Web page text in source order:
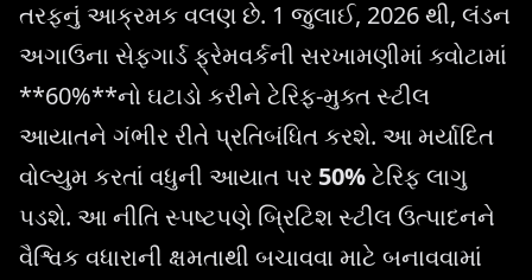
તરફનું આક્રમક વલણ છે. 1 જુલાઈ, 2026 થી, લંડન
અગાઉના સેફગાર્ડ ફ્રેમવર્કની સરખામણીમાં ક્વોટામાં
**60%**નો ઘટાડો કરીને ટેરિફ-મુક્ત સ્ટીલ
આયાતને ગંભીર રીતે પ્રતિબંધિત કરશે. આ મર્યાદિત
વોલ્યુમ કરતાં વધુની આયાત પર 50%ટેરિફ લાગુ
પડશે. આ નીતિ સ્પષ્ટપણે બ્રિટિશ સ્ટીલ ઉત્પાદનને
વૈશ્વિક વધારાની ક્ષમતાથી બચાવવા માટે બનાવવામાં